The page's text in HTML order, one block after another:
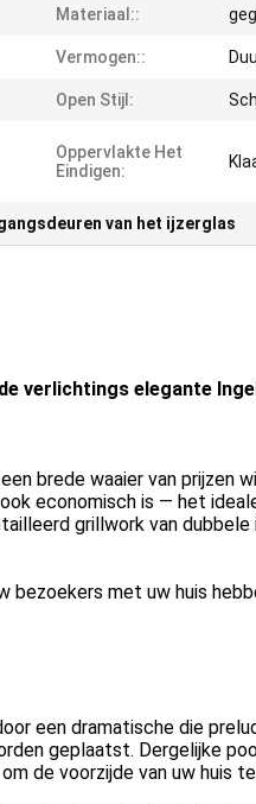
Materiaal::
Vermogen::
Open Stijl:
Oppervlakte Het
Eindigen:
van het ijzerglas
verlichtings elegante
brede waaier van prijzen
economisch is — het
grillwork van
met uw huis
een dramatische die
geplaatst. Dergelijke
de voorzijde van uw huis